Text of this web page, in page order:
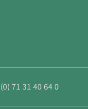
71 31 40 64 0